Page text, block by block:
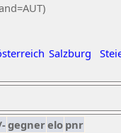
Salzburg
gegnerelo pnr